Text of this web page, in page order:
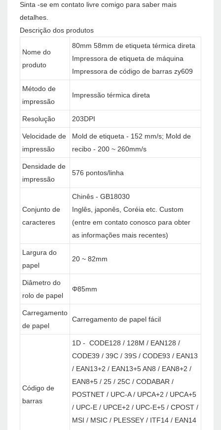
Sinta -se em contato livre comigo para saber mais
detalhes.
Descrição dos produtos
Nome do
produto
80mm 58mm de etiqueta térmica direta
Impressora de etiqueta de máquina
Impressora de código de barras zy609
Método de
impressão
Impressão térmica direta
Resolução 203DPI
Velocidade de
impressão
Mold de etiqueta - 152 mm/s; Mold de
recibo - 200 ~ 260mm/s
Densidade de
impressão
576 pontos/linha
Conjunto de
caracteres
Chinês - GB18030
Inglês, japonês, Coréia etc. Custom
(entre em contato conosco para obter
as informações mais recentes)
Largura do
papel
20 ~ 82mm
Diâmetro do
rolo de papel
Φ85mm
Carregamento
de papel
Carregamento de papel fácil
Código de
barras
1D - CODE128 / 128M / EAN128 /
CODE39 / 39C / 39S / CODE93 / EAN13
/ EAN13+2 / EAN13+5 AN8 / EAN8+2 /
EAN8+5 / 25 / 25C / CODABAR /
POSTNET / UPC-A / UPCA+2 / UPCA+5
/ UPC-E / UPCE+2 / UPC-E+5 / CPOST /
MSI / MSIC / PLESSEY / ITF14 / EAN14